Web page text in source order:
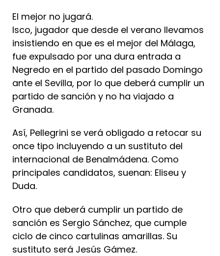
El mejor no jugará.
Isco, jugador que desde el verano llevamos
insistiendo en que es el mejor del Málaga,
fue expulsado por una dura entrada a
Negredo en el partido del pasado Domingo
ante el Sevilla, por lo que deberá cumplir un
partido de sanción y no ha viajado a
Granada.
Así, Pellegrini se verá obligado a retocar su
once tipo incluyendo a un sustituto del
internacional de Benalmádena. Como
principales candidatos, suenan: Eliseu y
Duda.
Otro que deberá cumplir un partido de
sanción es Sergio Sánchez, que cumple
ciclo de cinco cartulinas amarillas. Su
sustituto será Jesús Gámez.